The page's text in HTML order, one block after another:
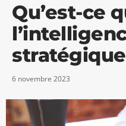
Qu’est-ce
6 novembre 2023